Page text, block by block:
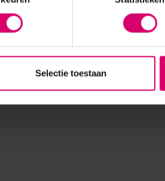
Selectie toestaan